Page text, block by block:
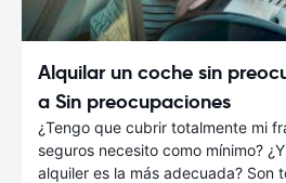
Alquilar un coche sin
a Sin preocupaciones
¿Tengo que cubrir totalmente mi
seguros necesito como mínimo?
alquiler es la más adecuada? Son